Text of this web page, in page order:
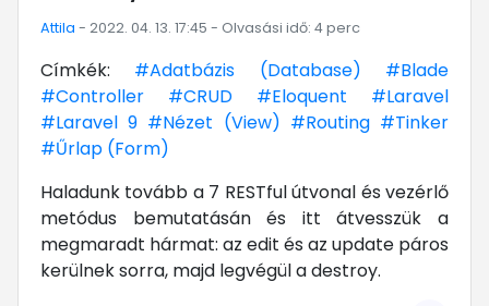
Attila - 2022. 04. 13. 17:45 - Olvasási idő: 4 perc
Címkék: #Adatbázis (Database)
#Blade
#Controller
#CRUD #Eloquent
#Laravel
#Laravel 9 #Nézet (View) #Routing #Tinker
#Űrlap (Form)
Haladunk tovább a 7 RESTful útvonal és vezérlő
metódus bemutatásán és itt átvesszük a
megmaradt hármat: az edit és az update páros
kerülnek sorra, majd legvégül a destroy.